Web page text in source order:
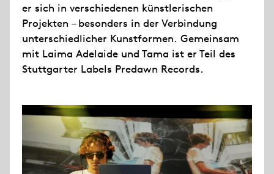
er sich in verschiedenen künstlerischen
Projekten – besonders in der Verbindung
unterschiedlicher Kunstformen. Gemeinsam
mit Laima Adelaide und Tama ist er Teil des
Stuttgarter Labels Predawn Records.